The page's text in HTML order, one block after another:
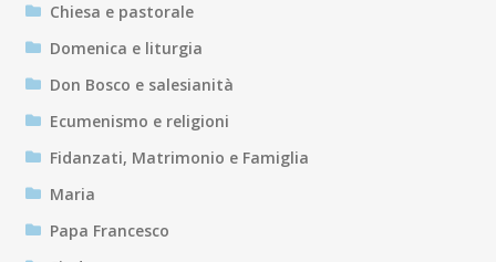
Chiesa e pastorale
Domenica e liturgia
Don Bosco e salesianità
Ecumenismo e religioni
Fidanzati, Matrimonio e Famiglia
Maria
Papa Francesco